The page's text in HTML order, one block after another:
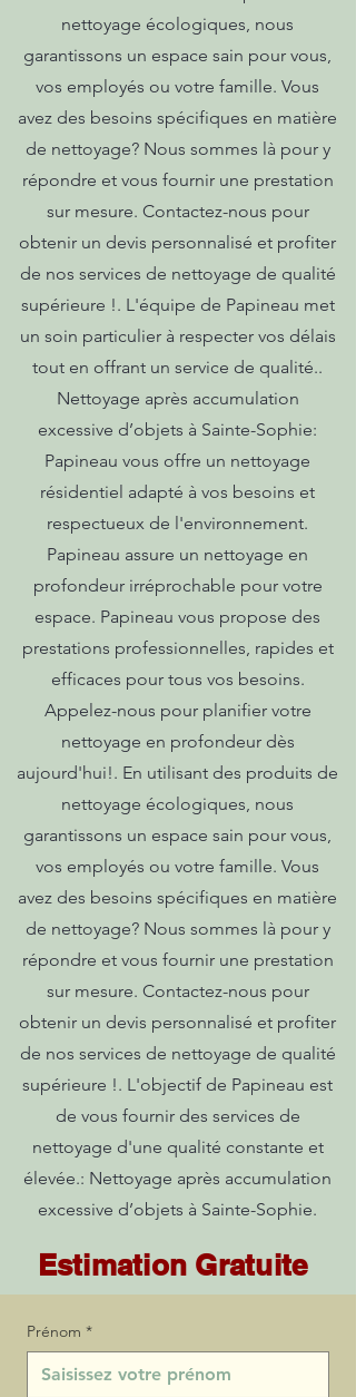
nettoyage écologiques, nous
garantissons un espace sain pour vous,
vos employés ou votre famille. Vous
avez des besoins spécifiques en matière
de nettoyage? Nous sommes là pour y
répondre et vous fournir une prestation
sur mesure. Contactez-nous pour
obtenir un devis personnalisé et profiter
de nos services de nettoyage de qualité
supérieure !. L'équipe de Papineau met
un soin particulier à respecter vos délais
tout en offrant un service de qualité..
Nettoyage après accumulation
excessive d’objets à Sainte-Sophie:
Papineau vous offre un nettoyage
résidentiel adapté à vos besoins et
respectueux de l'environnement.
Papineau assure un nettoyage en
profondeur irréprochable pour votre
espace. Papineau vous propose des
prestations professionnelles, rapides et
efficaces pour tous vos besoins.
Appelez-nous pour planifier votre
nettoyage en profondeur dès
aujourd'hui!. En utilisant des produits de
nettoyage écologiques, nous
garantissons un espace sain pour vous,
vos employés ou votre famille. Vous
avez des besoins spécifiques en matière
de nettoyage? Nous sommes là pour y
répondre et vous fournir une prestation
sur mesure. Contactez-nous pour
obtenir un devis personnalisé et profiter
de nos services de nettoyage de qualité
supérieure !. L'objectif de Papineau est
de vous fournir des services de
nettoyage d'une qualité constante et
élevée.: Nettoyage après accumulation
excessive d’objets à Sainte-Sophie.
Estimation Gratuite
Prénom *